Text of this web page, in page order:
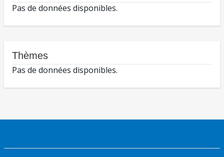
Pas de données disponibles.
Thèmes
Pas de données disponibles.